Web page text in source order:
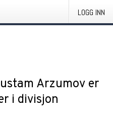
LOGG INN
Arzumov er
i divisjon